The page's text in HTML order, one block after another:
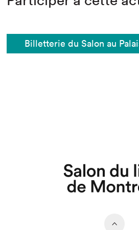
Billetterie du Salon au